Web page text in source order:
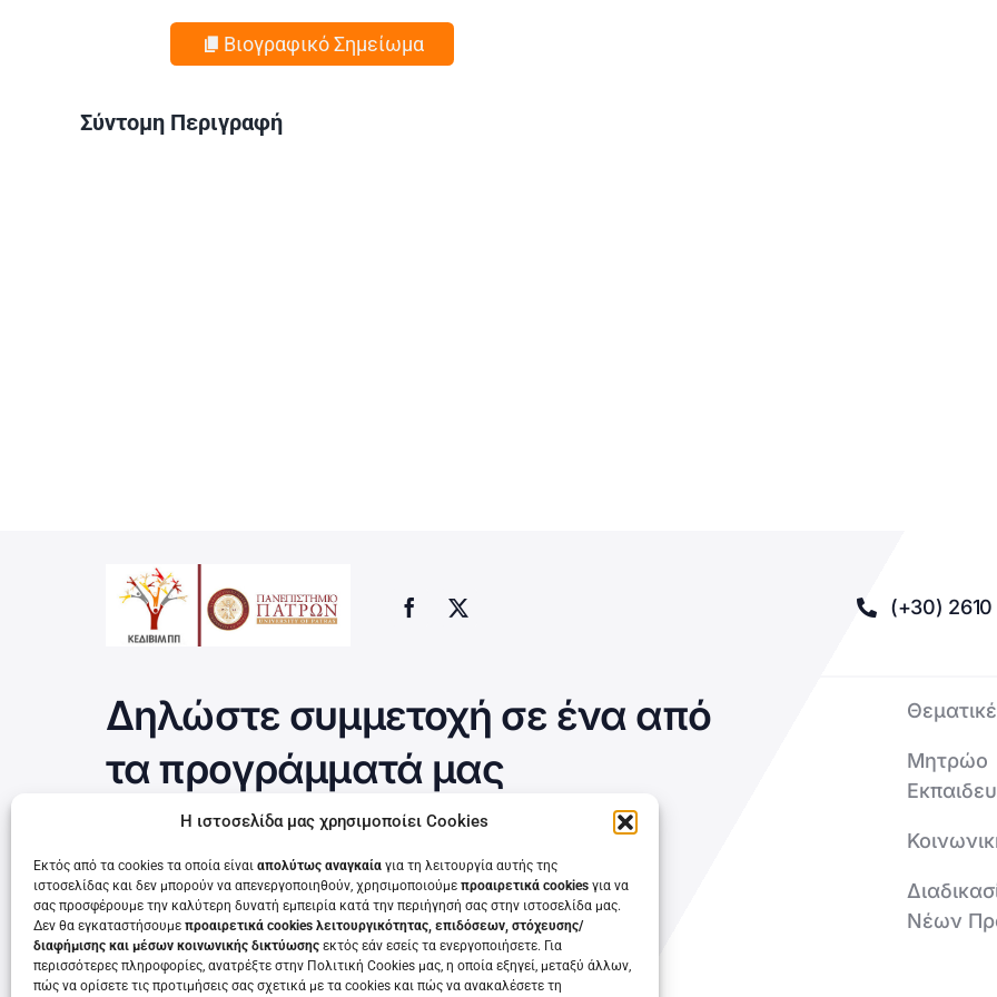
Η ιστοσελίδα μας χρησιμοποίει Cookies
Εκτός από τα cookies τα οποία είναι απολύτως αναγκαία για τη λειτουργία αυτής της
ιστοσελίδας και δεν μπορούν να απενεργοποιηθούν, χρησιμοποιούμε προαιρετικά cookies για να
σας προσφέρουμε την καλύτερη δυνατή εμπειρία κατά την περιήγησή σας στην ιστοσελίδα μας.
Δεν θα εγκαταστήσουμε προαιρετικά cookies λειτουργικότητας, επιδόσεων, στόχευσης/
διαφήμισης και μέσων κοινωνικής δικτύωσης εκτός εάν εσείς τα ενεργοποιήσετε. Για
περισσότερες πληροφορίες, ανατρέξτε στην Πολιτική Cookies μας, η οποία εξηγεί, μεταξύ άλλων,
πώς να ορίσετε τις προτιμήσεις σας σχετικά με τα cookies και πώς να ανακαλέσετε τη
Βιογραφικό Σημείωμα
Σύντομη Περιγραφή
(+30) 2610
Δηλώστε συμμετοχή σε ένα από
τα προγράμματά μας
Τρέχουν τώρα
Μητρώο
Νέων